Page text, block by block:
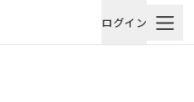
ログイン